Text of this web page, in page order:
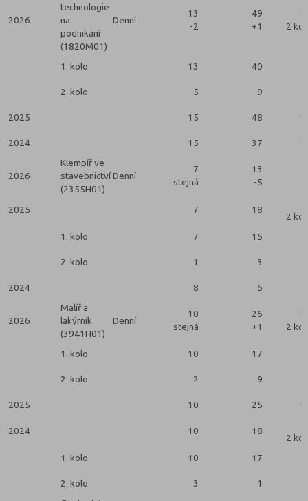
2026
technologie
na
podnikání
(1820M01)
Denní
13
-2
49
+1
2
1. kolo 13 40
2. kolo 5 9
2025 15 48
2024 15 37
2026
Klempíř ve
stavebnictví
(2355H01)
Denní
7
stejná
13
-5
2025 7 18
2
1. kolo
7 15
2. kolo 1 3
2024 8 5
2026
Malíř a
lakýrník
(3941H01)
Denní
10
stejná
26
+1
2
1. kolo 10 17
2. kolo 2 9
2025 10 25
2024 10 18
2
1. kolo
10 17
2. kolo 3 1